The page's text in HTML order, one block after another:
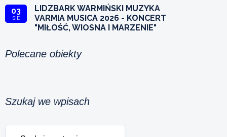
03
SIE
LIDZBARK WARMIŃSKI MUZYKA
VARMIA MUSICA 2026 - KONCERT
"MIŁOŚĆ, WIOSNA I MARZENIE"
Polecane obiekty
Szukaj we wpisach